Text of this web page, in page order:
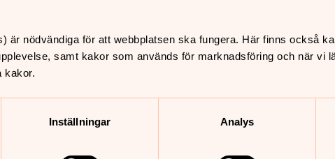
är nödvändiga för att webbplatsen ska fungera. Här finns också
samt kakor som används för marknadsföring och när vi
kakor.
Inställningar Analys